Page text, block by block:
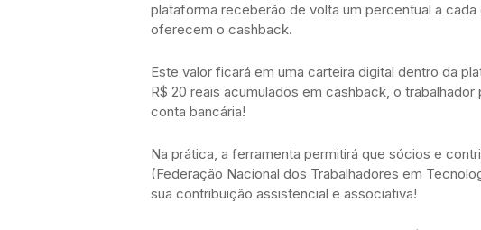
plataforma receberão de volta um percentual a
oferecem o cashback.
Este valor ficará em uma carteira digital dentro da
R$ 20 reais acumulados em cashback, o
conta bancária!
Na prática, a ferramenta permitirá que sócios e
(Federação Nacional dos Trabalhadores em
sua contribuição assistencial e associativa!